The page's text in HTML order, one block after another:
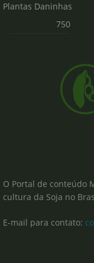
Plantas Daninhas
750
O Portal de conteúdo
cultura da Soja no
E-mail para contato: